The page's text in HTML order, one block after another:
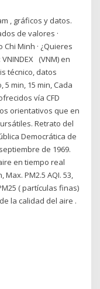
, gráficos y datos.
de valores ·
Minh · ¿Quieres
(VNM) en
técnico, datos
5 min, 15 min, Cada
vía CFD
orientativos que en
Retrato del
Democrática de
de 1969.
en tiempo real
PM2.5 AQI. 53,
( partículas finas)
la calidad del aire .